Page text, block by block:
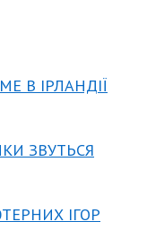
В ІРЛАНДІЇ
ЗВУТЬСЯ
ІГОР